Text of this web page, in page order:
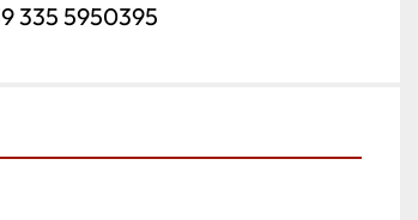
335 5950395